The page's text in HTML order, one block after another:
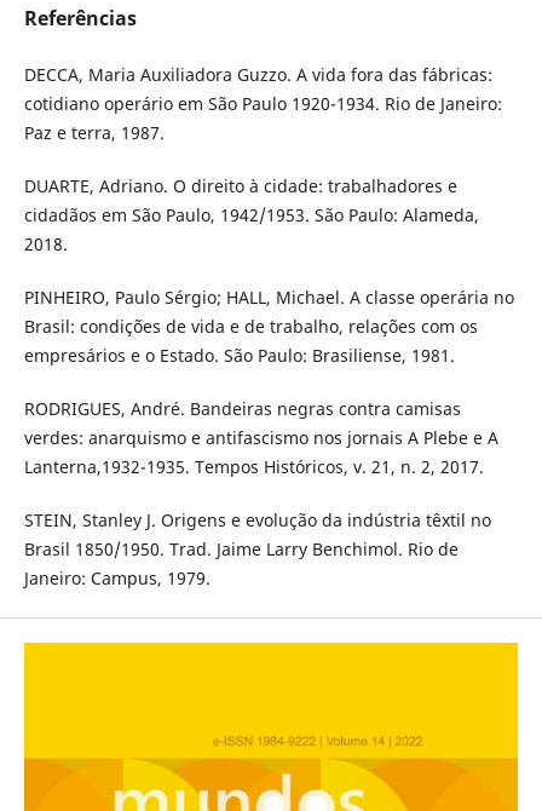
Referências
DECCA, Maria Auxiliadora Guzzo. A vida fora das fábricas:
cotidiano operário em São Paulo 1920-1934. Rio de Janeiro:
Paz e terra, 1987.
DUARTE, Adriano. O direito à cidade: trabalhadores e
cidadãos em São Paulo, 1942/1953. São Paulo: Alameda,
2018.
PINHEIRO, Paulo Sérgio; HALL, Michael. A classe operária no
Brasil: condições de vida e de trabalho, relações com os
empresários e o Estado. São Paulo: Brasiliense, 1981.
RODRIGUES, André. Bandeiras negras contra camisas
verdes: anarquismo e antifascismo nos jornais A Plebe e A
Lanterna,1932-1935. Tempos Históricos, v. 21, n. 2, 2017.
STEIN, Stanley J. Origens e evolução da indústria têxtil no
Brasil 1850/1950. Trad. Jaime Larry Benchimol. Rio de
Janeiro: Campus, 1979.